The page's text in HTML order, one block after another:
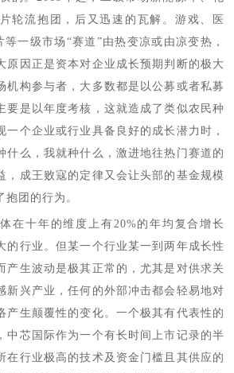
轮流抱团，后又迅速的瓦解。游戏、医
一级市场“赛道”由热变凉或由凉变热，
原因正是资本对企业成长预期判断的极大
机构参与者，大多数都是以公募或者私募
要是以年度考核，这就造成了类似农民种
一个企业或行业具备良好的成长潜力时，
什么，我就种什么，激进地往热门赛道的
，成王败寇的定律又会让头部的基金规模
团的行为。
在十年的维度上有20%的年均复合增长
的行业。但某一个行业某一到两年成长性
产生波动是极其正常的，尤其是对供求关
新兴产业，任何的外部冲击都会轻易地对
产生颠覆性的变化。一个极其有代表性的
中芯国际作为一个有长时间上市记录的半
在行业极高的技术及资金门槛且其供应的